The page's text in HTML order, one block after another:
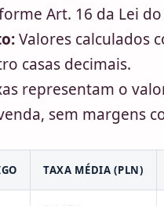
Art. 16 da Lei do
Valores calculados
casas decimais.
representam o
sem margens
TAXA MÉDIA (PLN)